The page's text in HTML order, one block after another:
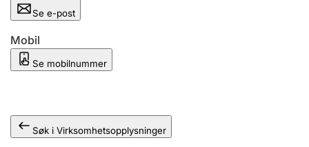
Andre tema
Se e-post
Mobil
Se mobilnummer
Søk i Virksomhetsopplysninger